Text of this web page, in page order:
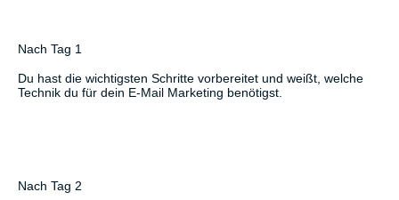
Nach Tag 1
Du hast die wichtigsten Schritte vorbereitet und weißt, welche
Technik du für dein E-Mail Marketing benötigst.
Nach Tag 2